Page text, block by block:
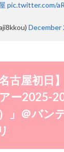
pic.twitter.com/
December
古屋初日
ー2025-
」＠バン